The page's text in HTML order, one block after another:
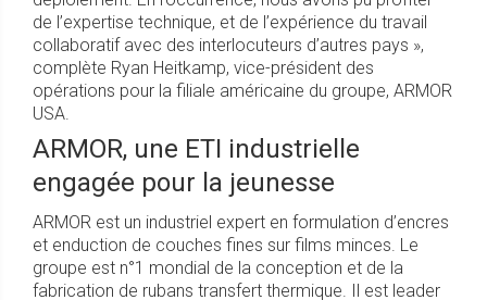
de l’expertise technique, et de l’expérience du travail
collaboratif avec des interlocuteurs d’autres pays »,
complète Ryan Heitkamp, vice-président des
opérations pour la filiale américaine du groupe, ARMOR
USA.
ARMOR, une ETI industrielle
engagée pour la jeunesse
ARMOR est un industriel expert en formulation d’encres
et enduction de couches fines sur films minces. Le
groupe est n°1 mondial de la conception et de la
fabrication de rubans transfert thermique. Il est leader